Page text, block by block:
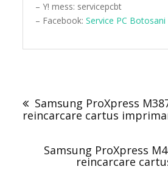
– Y! mess: servicepcbt
– Facebook:Service PC Botosani
Samsung ProXpress
reincarcare cartus
Samsung ProXpress
reincarcare